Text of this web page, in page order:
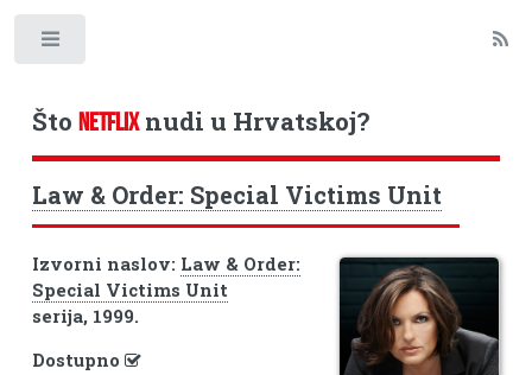
Što NETFLIXnudi u Hrvatskoj?
Law & Order: Special Victims Unit
Izvorni naslov: Law & Order:
Special Victims Unit
serija, 1999.
Dostupno